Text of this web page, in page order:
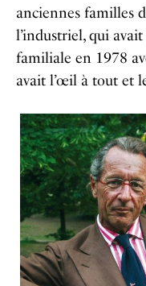
anciennes familles
l’industriel, qui
familiale en 1978
avait l’œil à tout et